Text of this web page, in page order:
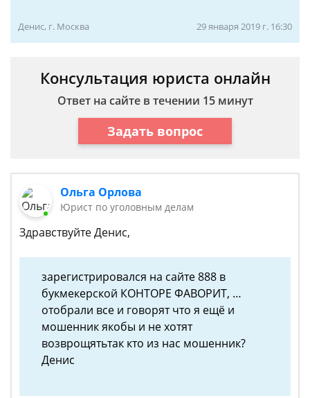
Денис, г. Москва 29 января 2019 г. 16:30
Консультация юриста онлайн
Ответ на сайте в течении 15 минут
Задать вопрос
Ольга Орлова
Юрист по уголовным делам
Здравствуйте Денис,
зарегистрировался на сайте 888 в
букмекерской КОНТОРЕ ФАВОРИТ, …
отобрали все и говорят что я ещё и
мошенник якобы и не хотят
возврощятьтак кто из нас мошенник?
Денис